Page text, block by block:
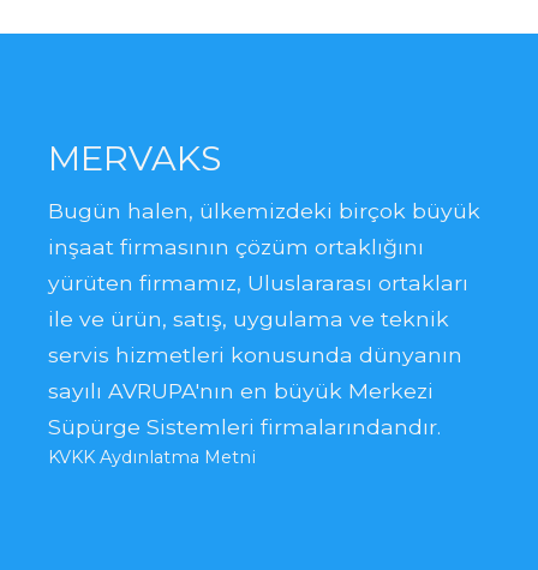
MERVAKS
Bugün halen, ülkemizdeki birçok büyük
inşaat firmasının çözüm ortaklığını
yürüten firmamız, Uluslararası ortakları
ile ve ürün, satış, uygulama ve teknik
servis hizmetleri konusunda dünyanın
sayılı AVRUPA'nın en büyük Merkezi
Süpürge Sistemleri firmalarındandır.
KVKK Aydınlatma Metni